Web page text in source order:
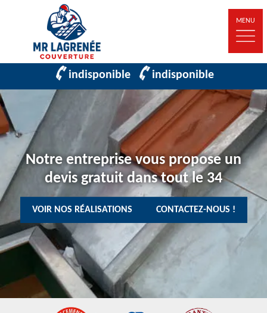
MENU
indisponible indisponible
Notre entreprise vous propose un
devis gratuit dans tout le 34
VOIR NOS RÉALISATIONS CONTACTEZ-NOUS !